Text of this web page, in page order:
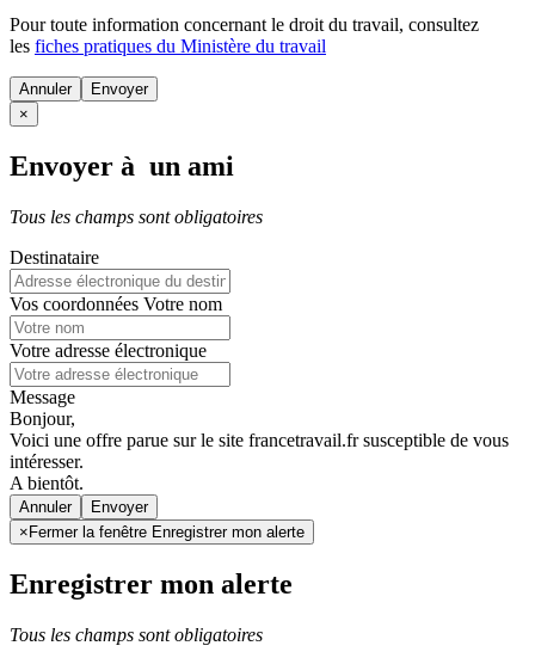
Pour toute information concernant le droit du travail, consultez
les fiches pratiques du Ministère du travail
Annuler
×
Envoyer à un ami
Tous les champs sont obligatoires
Destinataire
Vos coordonnées Votre nom
Votre adresse électronique
Message
Bonjour,
Voici une offre parue sur le site francetravail.fr susceptible de vous
intéresser.
A bientôt.
Annuler
× Fermer la fenêtre Enregistrer mon alerte
Enregistrer mon alerte
Tous les champs sont obligatoires